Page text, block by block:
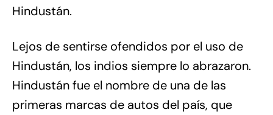
Hindustán.
Lejos de sentirse ofendidos por el uso de
Hindustán, los indios siempre lo abrazaron.
Hindustán fue el nombre de una de las
primeras marcas de autos del país, que